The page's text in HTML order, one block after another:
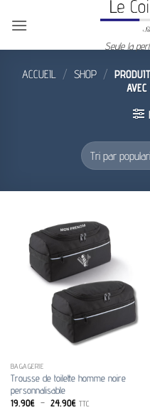
Seule la
ACCUEIL / SHOP /
BAGAGERIE
Trousse de toilette homme noire
personnalisable
19.90€ – 24.90€Plage
TTC